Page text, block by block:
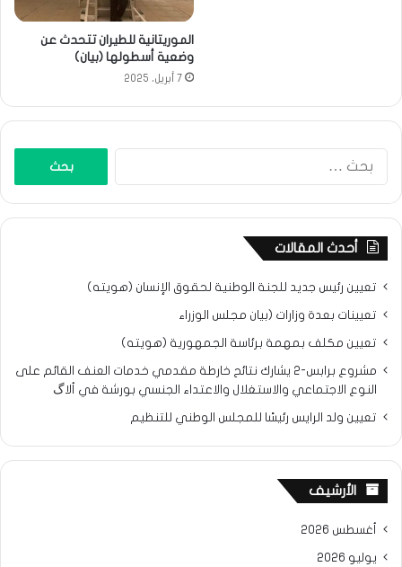
الموريتانية للطيران تتحدث عن
وضعية أسطولها (بيان)
7 أبريل، 2025
أحدث المقالات
تعيين رئيس جديد للجنة الوطنية لحقوق الإنسان (هويته)
تعيينات بعدة وزارات (بيان مجلس الوزراء
تعيين مكلف بمهمة برئاسة الجمهورية (هويته)
مشروع برابس-2 يشارك نتائح خارطة مقدمي خدمات العنف القائم على
النوع الاجتماعي والاستغلال والاعتداء الجنسي بورشة في ألاگ
تعيين ولد الرايس رئيسًا للمجلس الوطني للتنظيم
الأرشيف
أغسطس 2026
يوليو 2026